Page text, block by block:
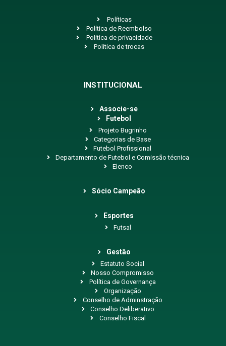
Políticas
Política de Reembolso
Política de privacidade
Política de trocas
INSTITUCIONAL
Associe-se
Futebol
Projeto Bugrinho
Categorias de Base
Futebol Profissional
Departamento de Futebol e Comissão técnica
Elenco
Sócio Campeão
Esportes
Futsal
Gestão
Estatuto Social
Nosso Compromisso
Política de Governança
Organização
Conselho de Adminstração
Conselho Deliberativo
Conselho Fiscal